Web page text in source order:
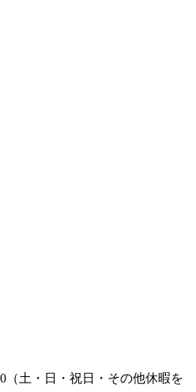
（土・日・祝日・その他休暇を